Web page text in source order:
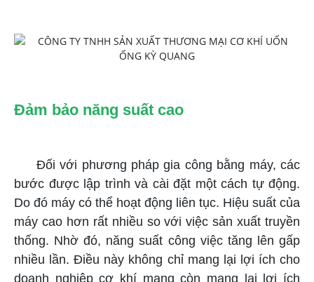
Đảm bảo năng suất cao
Đối với phương pháp gia công bằng máy, các
bước được lập trình và cài đặt một cách tự động.
Do đó máy có thể hoạt động liên tục. Hiệu suất của
máy cao hơn rất nhiều so với việc sản xuất truyền
thống. Nhờ đó, năng suất công việc tăng lên gấp
nhiều lần. Điều này không chỉ mang lại lợi ích cho
doanh nghiệp cơ khí mang còn mang lại lợi ích